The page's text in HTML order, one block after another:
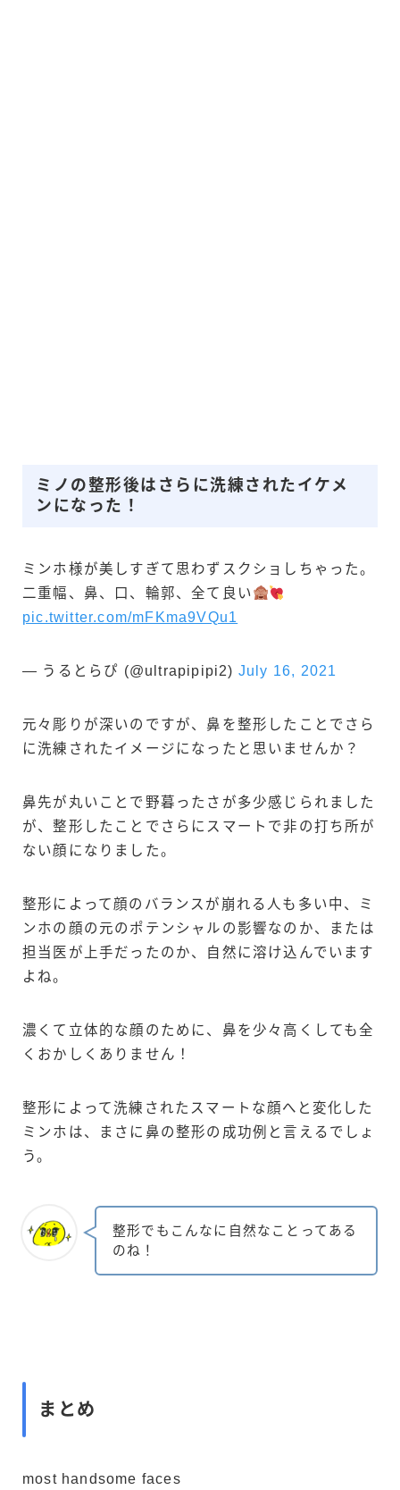
ミノの整形後はさらに洗練されたイケメ
ンになった！
ミンホ様が美しすぎて思わずスクショしちゃった。
二重幅、鼻、口、輪郭、全て良い
pic.twitter.com/mFKma9VQu1
— うるとらぴ (@ultrapipipi2) July 16, 2021
元々彫りが深いのですが、鼻を整形したことでさら
に洗練されたイメージになったと思いませんか？
鼻先が丸いことで野暮ったさが多少感じられました
が、整形したことでさらにスマートで非の打ち所が
ない顔になりました。
整形によって顔のバランスが崩れる人も多い中、ミ
ンホの顔の元のポテンシャルの影響なのか、または
担当医が上手だったのか、自然に溶け込んでいます
よね。
濃くて立体的な顔のために、鼻を少々高くしても全
くおかしくありません！
整形によって洗練されたスマートな顔へと変化した
ミンホは、まさに鼻の整形の成功例と言えるでしょ
う。
整形でもこんなに自然なことってある
のね！
まとめ
most handsome faces